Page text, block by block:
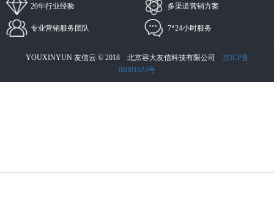
20年行业经验 多渠道营销方案
专业营销服务团队 7*24小时服务
YOUXINYUN 友信云 © 2018 北京容大友信科技有限公司 京ICP备
08001623号